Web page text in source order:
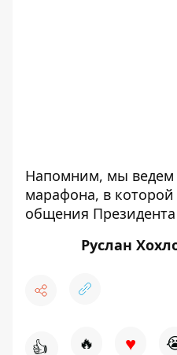
Напомним, мы
марафона, в
общения
Руслан
👍 🔥 ♥